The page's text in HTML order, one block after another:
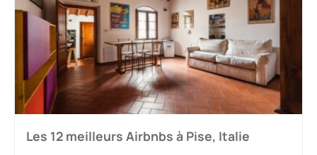
Les 12 meilleurs Airbnbs à Pise, Italie